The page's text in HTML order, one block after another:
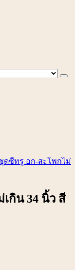
ชุดซีทรู อก-สะโพกไม่
กิน 34 นิ้ว สี